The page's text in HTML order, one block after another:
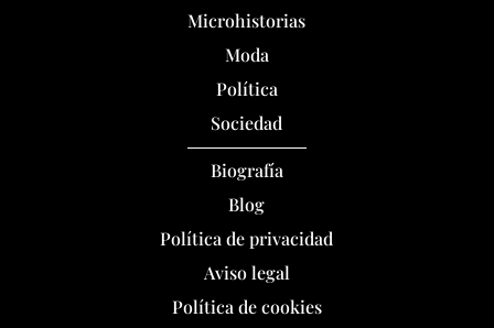
Microhistorias
Moda
Política
Sociedad
Biografía
Blog
Política de privacidad
Aviso legal
Política de cookies